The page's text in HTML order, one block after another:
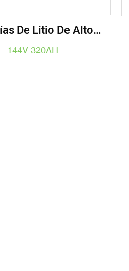
De Litio De Alto
Barco, Batería De
144V 320AH